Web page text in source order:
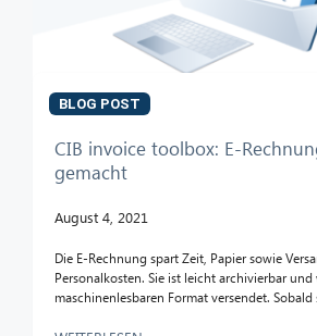
BLOG POST
CIB invoice toolbox: E-
gemacht
August 4, 2021
Die E-Rechnung spart Zeit, Papier sowie
Personalkosten. Sie ist leicht archivierbar
maschinenlesbaren Format versendet. Sobald